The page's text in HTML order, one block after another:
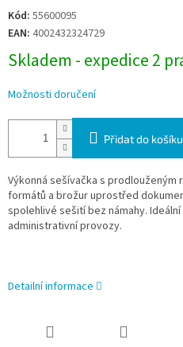
Měrná
cena:
Kód: 55600095
EAN: 4002432324729
Skladem - expedice 2
Možnosti doručení
Přidat do košíku
Výkonná sešívačka s prodlouženým
formátů a brožur uprostřed
spolehlivé sešití bez námahy.
administrativní provozy.
Detailní informace